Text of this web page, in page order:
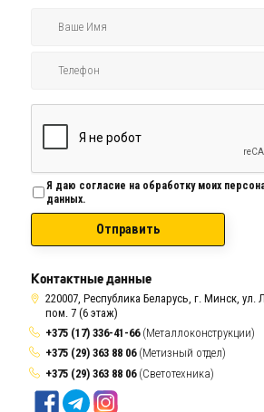
Я даю согласие на обработку моих
данных.
Отправить
Контактные данные
220007, Республика Беларусь, г. Минск, ул.
пом. 7 (6 этаж)
+375 (17) 336-41-66 (Металлоконструкции)
+375 (29) 363 88 06(Метизный отдел)
+375 (29) 363 88 06(Светотехника)